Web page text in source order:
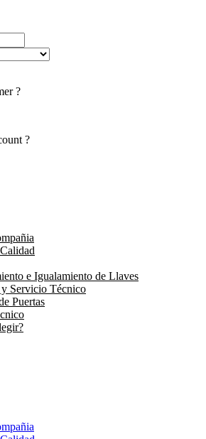
?
?
e Igualamiento de Llaves
Servicio Técnico
Puertas